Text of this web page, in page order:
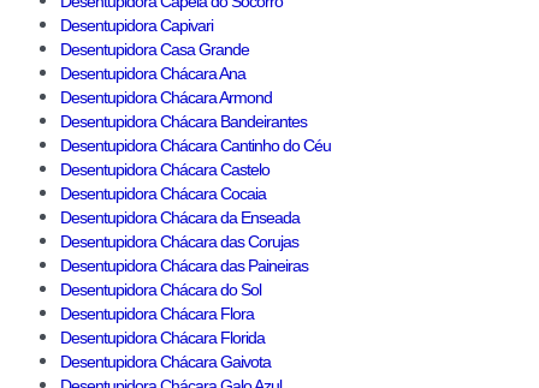
Desentupidora Capivari
Desentupidora Casa Grande
Desentupidora Chácara Ana
Desentupidora Chácara Armond
Desentupidora Chácara Bandeirantes
Desentupidora Chácara Cantinho do Céu
Desentupidora Chácara Castelo
Desentupidora Chácara Cocaia
Desentupidora Chácara da Enseada
Desentupidora Chácara das Corujas
Desentupidora Chácara das Paineiras
Desentupidora Chácara do Sol
Desentupidora Chácara Flora
Desentupidora Chácara Florida
Desentupidora Chácara Gaivota